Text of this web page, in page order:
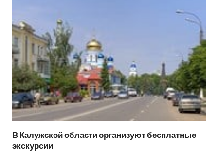
В Калужской области организуют бесплатные
экскурсии